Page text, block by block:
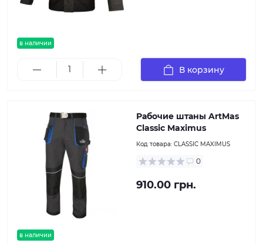
в наличии
В корзину
в наличии
Рабочие штаны ArtMas
Classic Maximus
Код товара: CLASSIC MAXIMUS
0
910.00 грн.